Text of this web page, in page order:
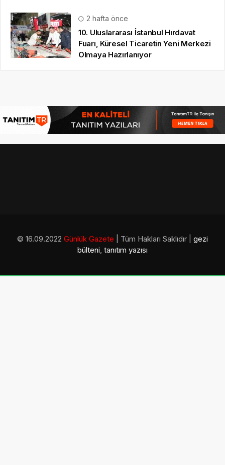
2 hafta önce
10. Uluslararası İstanbul Hırdavat
Fuarı, Küresel Ticaretin Yeni Merkezi
Olmaya Hazırlanıyor
© 16.09.2022 Günlük Gazete | Tüm Hakları Saklıdır | gezi
bülteni, tanıtım yazısı